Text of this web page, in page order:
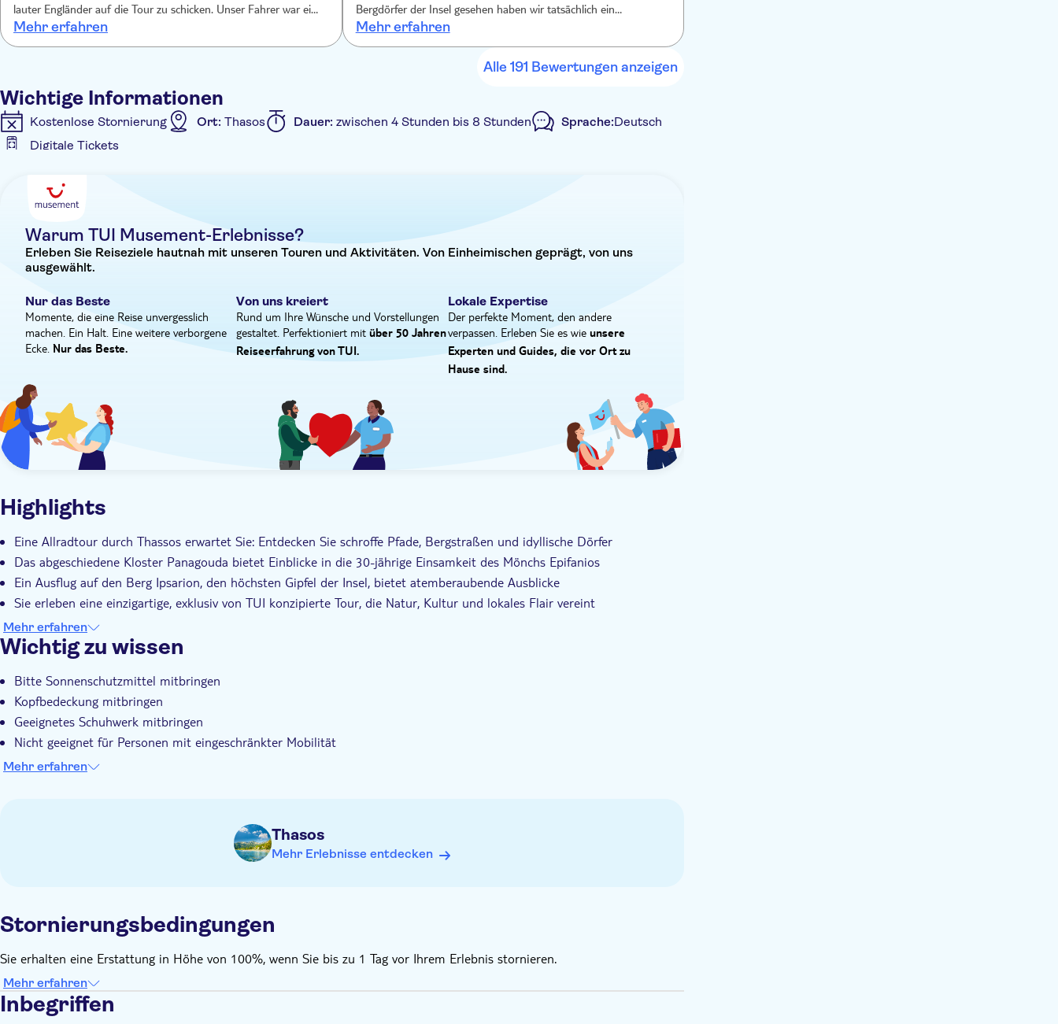
Besuch im Dorf Maries. Schlendern Sie durch die ruhigen Gassen, entspannen Sie auf dem Hauptplatz und
genießen Sie das sanfte Licht des Sonnenuntergangs, bevor Sie die Rückfahrt antreten.
lauter Engländer auf die Tour zu schicken. Unser Fahrer war eine
Katastrophe. Er raste wie ein ********** über die Insel. Der
Guide selber war recht nett. Konnte aber ausser griechisch und
deutschsprachige Tour gebucht habe ist das eine Frechheit.
Mehr erfahren
Bergdörfer der Insel gesehen haben wir tatsächlich ein
verlassenes Dorf. Das Auto war für die Auffahrt auf den Berg
ungeeignete. Der Abschluss am Meer war schön.
Mehr erfahren
Alle 191 Bewertungen anzeigen
Wichtige Informationen
Kostenlose Stornierung Ort: Thasos Dauer: zwischen 4 Stunden bis 8 Stunden Sprache:Deutsch
Digitale Tickets
Sofortbestätigung
Warum TUI Musement-Erlebnisse?
Erleben Sie Reiseziele hautnah mit unseren Touren und Aktivitäten. Von Einheimischen geprägt, von uns
ausgewählt.
Nur das Beste
Momente, die eine Reise unvergesslich
machen. Ein Halt. Eine weitere verborgene
Ecke. Nur das Beste.
Von uns kreiert
Rund um Ihre Wünsche und Vorstellungen
gestaltet. Perfektioniert mitüber 50 Jahren
Reiseerfahrung von TUI.
Lokale Expertise
Der perfekte Moment, den andere
verpassen. Erleben Sie es wie unsere
Experten und Guides, die vor Ort zu
Hause sind.
Highlights
Eine Allradtour durch Thassos erwartet Sie: Entdecken Sie schroffe Pfade, Bergstraßen und idyllische Dörfer
Das abgeschiedene Kloster Panagouda bietet Einblicke in die 30-jährige Einsamkeit des Mönchs Epifanios
Ein Ausflug auf den Berg Ipsarion, den höchsten Gipfel der Insel, bietet atemberaubende Ausblicke
Sie erleben eine einzigartige, exklusiv von TUI konzipierte Tour, die Natur, Kultur und lokales Flair vereint
Ihr erfahrener ortskundiger Tourguide vermittelt Ihnen einzigartiges Wissen über Thassos und sein klösterliches Erbe
Mehr erfahren
Wichtig zu wissen
Bitte Sonnenschutzmittel mitbringen
Kopfbedeckung mitbringen
Geeignetes Schuhwerk mitbringen
Nicht geeignet für Personen mit eingeschränkter Mobilität
Nicht für Rollstuhlfahrer geeignet
Bitte beachten Sie, dass alle Zeitangaben annähernd sind und sich ggf. ändern können
Mehr erfahren
Thasos
Mehr Erlebnisse entdecken
Stornierungsbedingungen
Sie erhalten eine Erstattung in Höhe von 100%, wenn Sie bis zu 1 Tag vor Ihrem Erlebnis stornieren.
Mehr erfahren
Inbegriffen